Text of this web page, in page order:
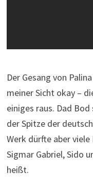
Der Gesang von
meiner Sicht okay –
einiges raus. Dad
der Spitze der
Werk dürfte aber
Sigmar Gabriel, Sido
heißt.